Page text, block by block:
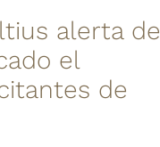
alerta de
el
de